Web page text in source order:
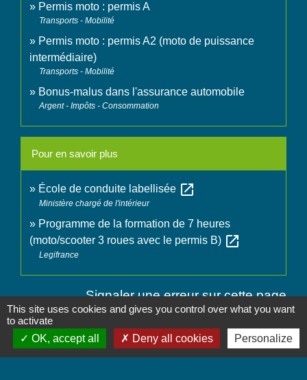
Permis moto : permis A
Transports - Mobilité
Permis moto : permis A2 (moto de puissance
intermédiaire)
Transports - Mobilité
Bonus-malus dans l'assurance automobile
Argent - Impôts - Consommation
Pour en savoir plus
École de conduite labellisée open_in_new
Ministère chargé de l'intérieur
Programme de la formation de 7 heures
(moto/scooter 3 roues avec le permis B) open_in_new
Legifrance
Signaler une erreur sur cette page
This site uses cookies and gives you control over what you want
to activate
OK, accept all
Deny all cookies Personalize